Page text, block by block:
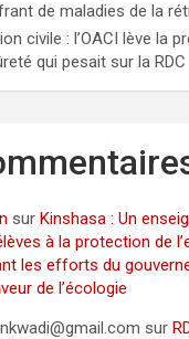
de maladies de la
civile : l’OACI lève la
qui pesait sur la RDC
surKinshasa : Un
à la protection de
les efforts du
de l’écologie
sur